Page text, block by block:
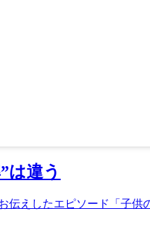
は違う
えしたエピソード「子